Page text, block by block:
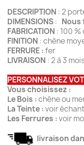
DESCRIPTION : 2
DIMENSIONS: Nous
FABRICATION : 100
FINITION : chêne
FERRURE :fer
LIVRAISON : 2 à 3
PERSONNALISEZ
Vous choisissez :
Le Bois :chêne ou
La Teinte :voir
Les Ferrures :voir
livraison